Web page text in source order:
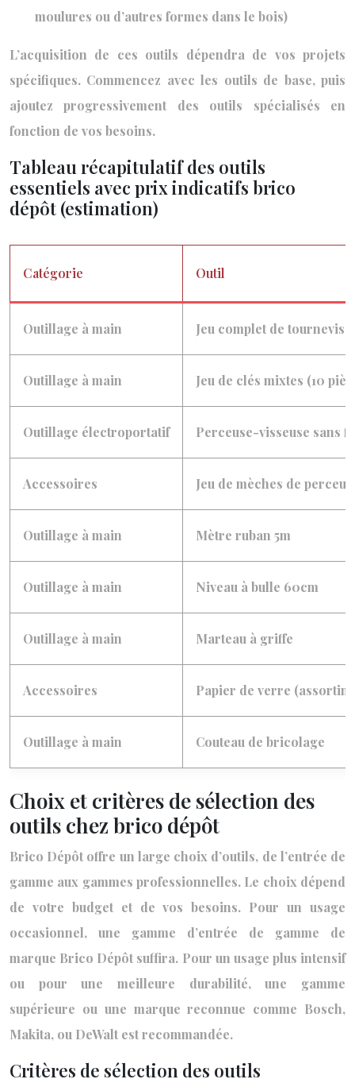
moulures ou d’autres formes dans le bois)
L’acquisition de ces outils dépendra de vos projets
spécifiques. Commencez avec les outils de base, puis
ajoutez progressivement des outils spécialisés en
fonction de vos besoins.
Tableau récapitulatif des outils
essentiels avec prix indicatifs brico
dépôt (estimation)
Catégorie Outil
Outillage à main Jeu complet de tournevis
Outillage à main Jeu de clés mixtes (10
Outillage électroportatif Perceuse-visseuse sans
Accessoires Jeu de mèches de
Outillage à main Mètre ruban 5m
Outillage à main Niveau à bulle 60cm
Outillage à main Marteau à griffe
Accessoires Papier de verre
Outillage à main Couteau de bricolage
Choix et critères de sélection des
outils chez brico dépôt
Brico Dépôt offre un large choix d’outils, de l’entrée de
gamme aux gammes professionnelles. Le choix dépend
de votre budget et de vos besoins. Pour un usage
occasionnel, une gamme d’entrée de gamme de
marque Brico Dépôt suffira. Pour un usage plus intensif
ou pour une meilleure durabilité, une gamme
supérieure ou une marque reconnue comme Bosch,
Makita, ou DeWalt est recommandée.
Critères de sélection des outils